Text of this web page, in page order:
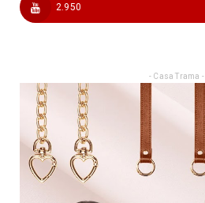
2.950
- Casa Trama -